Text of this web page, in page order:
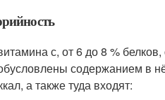
с, от 6 до 8 %
содержанием в
а также туда входят: